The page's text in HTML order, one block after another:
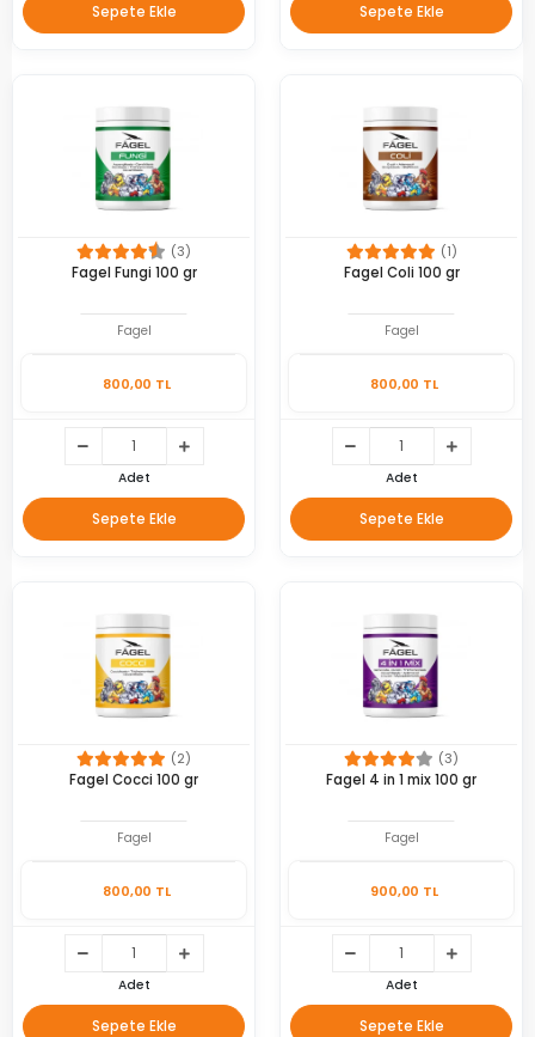
Sepete Ekle Sepete Ekle
(3)
Fagel Fungi 100 gr
Fagel
800,00 TL
Adet
Sepete Ekle
(1)
Fagel Coli 100 gr
Fagel
800,00 TL
Adet
Sepete Ekle
(2)
Fagel Cocci 100 gr
Fagel
800,00 TL
Adet
Sepete Ekle
(3)
Fagel 4 in 1 mix 100 gr
Fagel
900,00 TL
Adet
Sepete Ekle